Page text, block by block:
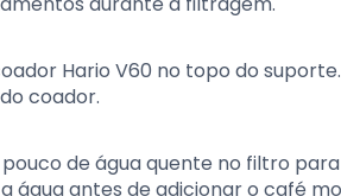
Hario V60 no topo do
coador.
de água quente no filtro
água antes de adicionar o café